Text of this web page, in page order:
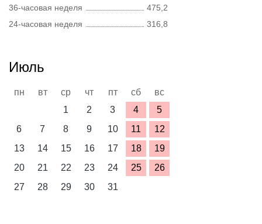
36-часовая неделя
475,2
24-часовая неделя
316,8
Июль
пн вт ср чт пт сб
вс
1
2 3 4
5
6
7 8 9 10 11
12
13
14 15 16 17 18
19
20
21 22 23 24 25
26
27
28 29 30 31